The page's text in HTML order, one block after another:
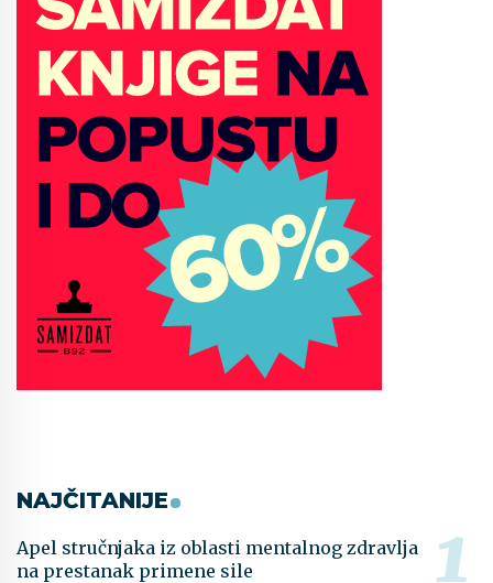
NAJČITANIJE
Apel stručnjaka iz oblasti mentalnog zdravlja
na prestanak primene sile